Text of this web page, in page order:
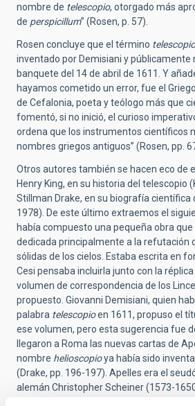
nombre de telescopio, otorgado más
de perspicillum” (Rosen, p. 57).
Rosen concluye que el término
inventado por Demisiani y públicamente
banquete del 14 de abril de 1611. Y
hayamos cometido un error, fue el
de Cefalonia, poeta y teólogo más que
fomentó, si no inició, el curioso
ordena que los instrumentos científicos
nombres griegos antiguos” (Rosen, pp.
Otros autores también se hacen eco de
Henry King, en su historia del telescopio
Stillman Drake, en su biografía científica
1978). De este último extraemos el
había compuesto una pequeña obra que
dedicada principalmente a la refutación
sólidas de los cielos. Estaba escrita en
Cesi pensaba incluirla junto con la
volumen de correspondencia de los
propuesto. Giovanni Demisiani, quien
palabra telescopioen 1611, propuso el
ese volumen, pero esta sugerencia fue
llegaron a Roma las nuevas cartas de
nombre helioscopioya había sido
(Drake, pp. 196-197). Apelles era el
alemán Christopher Scheiner (1573-